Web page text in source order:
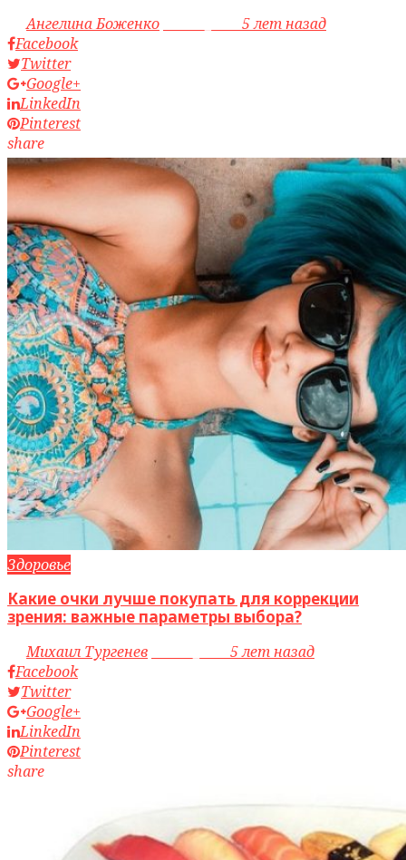
byАнгелина Боженко
5 лет назад
Facebook
Twitter
Google+
LinkedIn
Pinterest
share
Здоровье
Какие очки лучше покупать для коррекции
зрения: важные параметры выбора?
byМихаил Тургенев
5 лет назад
Facebook
Twitter
Google+
LinkedIn
Pinterest
share